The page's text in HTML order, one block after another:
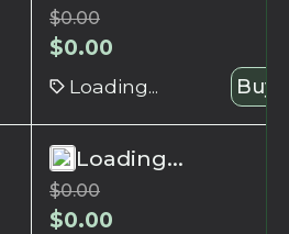
$0.00
$0.00
Loading... Buy
Loading...
$0.00
$0.00